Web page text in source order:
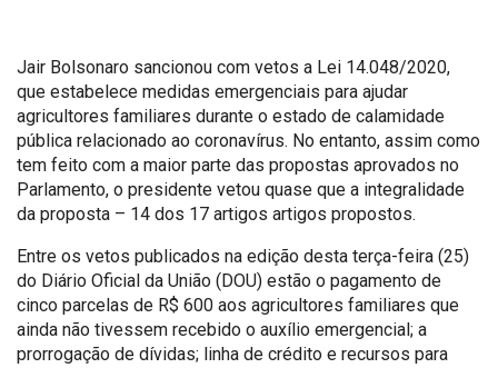
Jair Bolsonaro sancionou com vetos a Lei 14.048/2020,
que estabelece medidas emergenciais para ajudar
agricultores familiares durante o estado de calamidade
pública relacionado ao coronavírus. No entanto, assim como
tem feito com a maior parte das propostas aprovados no
Parlamento, o presidente vetou quase que a integralidade
da proposta – 14 dos 17 artigos artigos propostos.
Entre os vetos publicados na edição desta terça-feira (25)
do Diário Oficial da União (DOU) estão o pagamento de
cinco parcelas de R$ 600 aos agricultores familiares que
ainda não tivessem recebido o auxílio emergencial; a
prorrogação de dívidas; linha de crédito e recursos para